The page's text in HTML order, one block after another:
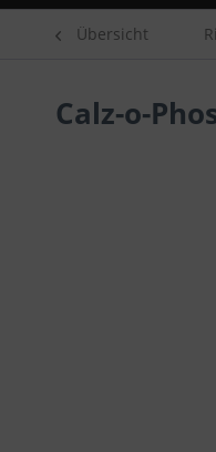
Übersicht
Calz-o-